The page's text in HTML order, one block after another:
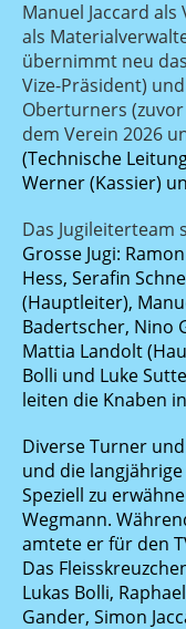
Manuel Jaccard
als
übernimmt neu
Vize-Präsident)
Oberturners
dem Verein 2026
(Technische
Werner (Kassier)
Das Jugileiterteam
Grosse Jugi:
Hess, Serafin
(Hauptleiter),
Badertscher, Nino
Mattia Landolt
Bolli und Luke
leiten die Knaben
Diverse Turner
und die
Speziell zu
Wegmann.
amtete er für den
Das
Lukas Bolli,
Gander, Simon